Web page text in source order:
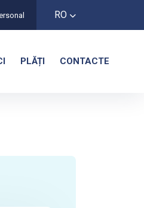
și un partener adevărat în
RO
PLĂȚI CONTACTE